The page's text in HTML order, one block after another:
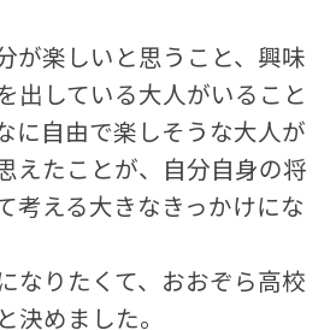
が楽しいと思うこと、興味
出している大人がいること
に自由で楽しそうな大人が
えたことが、自分自身の将
考える大きなきっかけにな
なりたくて、おおぞら高校
決めました。